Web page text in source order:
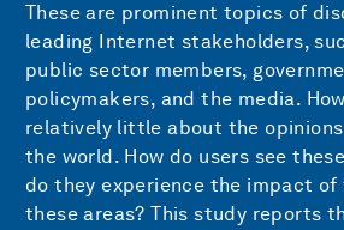
These are prominent topics of
leading Internet stakeholders,
public sector members,
policymakers, and the media.
relatively little about the
the world. How do users see
do they experience the impact
these areas? This study reports